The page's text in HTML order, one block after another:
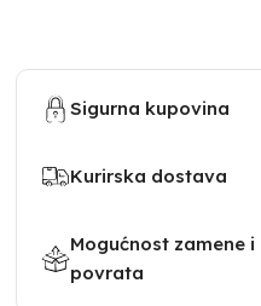
Sigurna kupovina
Kurirska dostava
Mogućnost zamene i
povrata